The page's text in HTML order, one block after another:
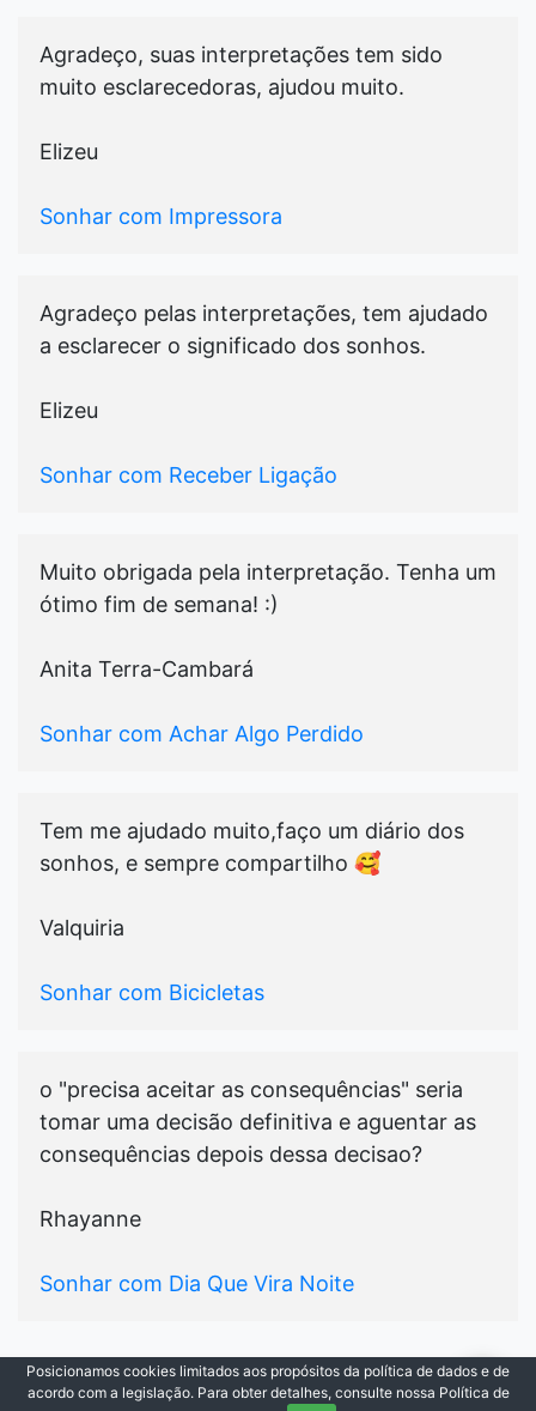
Agradeço, suas interpretações tem sido
muito esclarecedoras, ajudou muito.
Elizeu
Sonhar com Impressora
Agradeço pelas interpretações, tem ajudado
a esclarecer o significado dos sonhos.
Elizeu
Sonhar com Receber Ligação
Muito obrigada pela interpretação. Tenha um
ótimo fim de semana! :)
Anita Terra-Cambará
Sonhar com Achar Algo Perdido
Tem me ajudado muito,faço um diário dos
sonhos, e sempre compartilho 🥰
Valquiria
Sonhar com Bicicletas
o "precisa aceitar as consequências" seria
tomar uma decisão definitiva e aguentar as
consequências depois dessa decisao?
Rhayanne
Sonhar com Dia Que Vira Noite
© 2021-2026Cada Sonho|Todos os Direitos
Posicionamos cookies limitados aos propósitos da política de dados e de
acordo com a legislação. Para obter detalhes, consulte nossa Política de